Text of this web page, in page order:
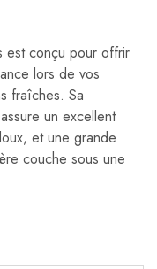
est conçu pour offrir
lors de vos
fraîches. Sa
un excellent
et une grande
couche sous une